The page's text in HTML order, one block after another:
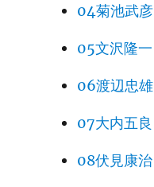
04菊池武彦
05文沢隆一
06渡辺忠雄
07大内五良
08伏見康治